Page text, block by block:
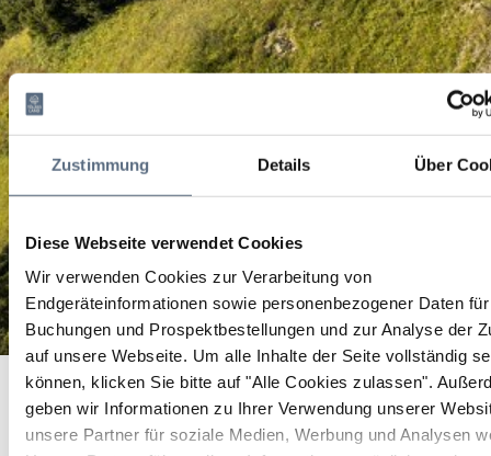
Zustimmung Details Über
Diese Webseite verwendet Cookies
Wir verwenden Cookies zur Verarbeitung von
Endgeräteinformationen sowie personenbezogener Daten
Buchungen und Prospektbestellungen und zur Analyse der
auf unsere Webseite. Um alle Inhalte der Seite vollständig
können, klicken Sie bitte auf "Alle Cookies zulassen".
geben wir Informationen zu Ihrer Verwendung unserer
unsere Partner für soziale Medien, Werbung und Analysen
Rafting auf der Isar
Startseite Rafting auf der Isar
Rafting auf der Isar